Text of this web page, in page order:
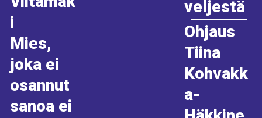
i
Mies,
joka ei
osannut
sanoa ei
veljestä
Ohjaus
Tiina
Kohvakk
a-